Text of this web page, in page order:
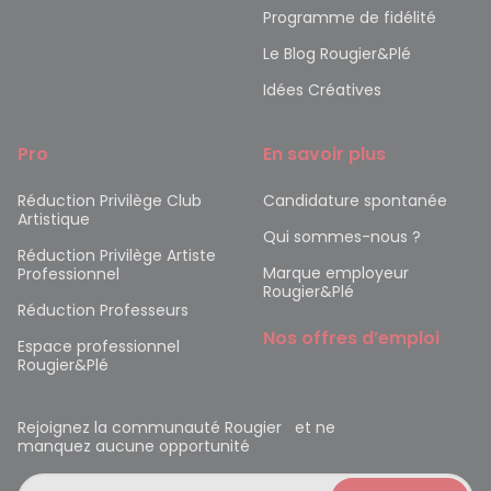
Programme de fidélité
Le Blog Rougier&Plé
Idées Créatives
Pro
Réduction Privilège Club
Artistique
Réduction Privilège Artiste
Professionnel
Réduction Professeurs
Espace professionnel
Rougier&Plé
En savoir plus
Candidature spontanée
Qui sommes-nous ?
Marque employeur
Rougier&Plé
Nos offres d’emploi
Rejoignez la communauté Rougier et ne
manquez aucune opportunité